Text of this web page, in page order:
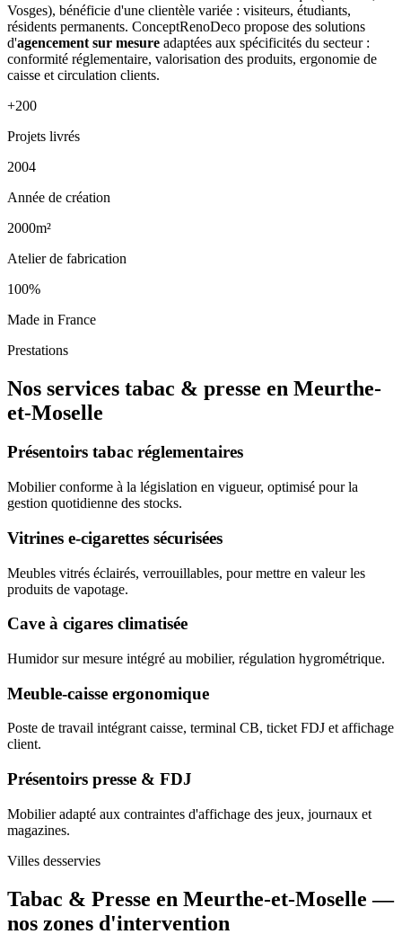
Vosges), bénéficie d'une clientèle variée : visiteurs, étudiants,
résidents permanents. ConceptRenoDeco propose des solutions
d'agencement sur mesure adaptées aux spécificités du secteur :
conformité réglementaire, valorisation des produits, ergonomie de
caisse et circulation clients.
+200
Projets livrés
2004
Année de création
2000m²
Atelier de fabrication
100%
Made in France
Prestations
Nos services tabac & presse en Meurthe-
et-Moselle
Présentoirs tabac réglementaires
Mobilier conforme à la législation en vigueur, optimisé pour la
gestion quotidienne des stocks.
Vitrines e-cigarettes sécurisées
Meubles vitrés éclairés, verrouillables, pour mettre en valeur les
produits de vapotage.
Cave à cigares climatisée
Humidor sur mesure intégré au mobilier, régulation hygrométrique.
Meuble-caisse ergonomique
Poste de travail intégrant caisse, terminal CB, ticket FDJ et affichage
client.
Présentoirs presse & FDJ
Mobilier adapté aux contraintes d'affichage des jeux, journaux et
magazines.
Villes desservies
Tabac & Presse en Meurthe-et-Moselle —
nos zones d'intervention